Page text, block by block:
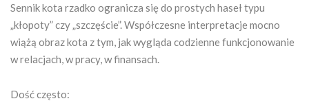
Sennik kota rzadko ogranicza się do prostych haseł typu
„kłopoty” czy „szczęście”. Współczesne interpretacje mocno
wiążą obraz kota z tym, jak wygląda codzienne funkcjonowanie
w relacjach, w pracy, w finansach.
Dość często: